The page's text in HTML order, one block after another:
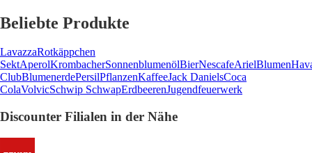
Beliebte Produkte
LavazzaRotkäppchen
SektAperolKrombacherSonnenblumenölBierNescafeArielBlumen
ClubBlumenerdePersilPflanzenKaffeeJack DanielsCoca
ColaVolvicSchwip SchwapErdbeerenJugendfeuerwerk
Discounter Filialen in der Nähe